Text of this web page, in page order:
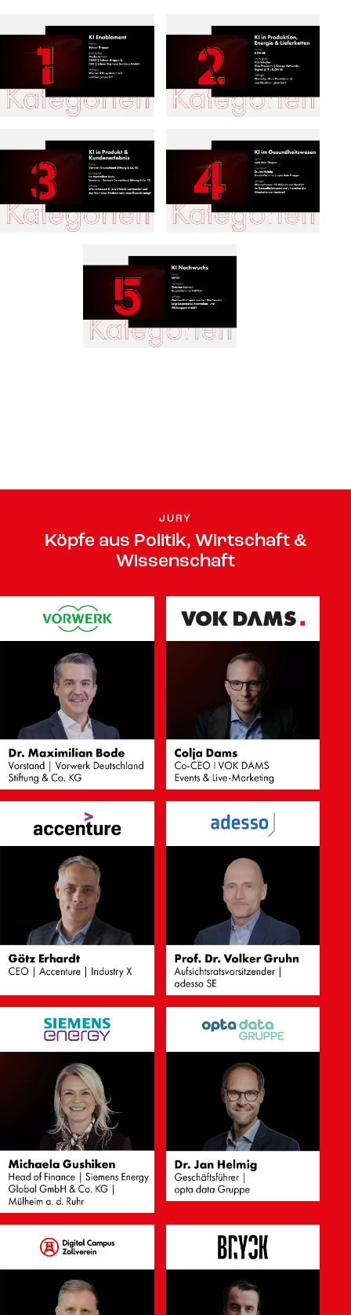
JURY
Köpfe aus Politik, Wirtschaft &
Wissenschaft